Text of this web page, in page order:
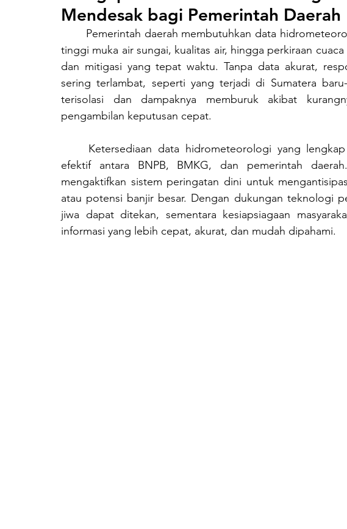
Mendesak bagi Pemerintah Daerah
Pemerintah daerah membutuhkan data
tinggi muka air sungai, kualitas air, hingga perkiraan
dan mitigasi yang tepat waktu. Tanpa data akurat,
sering terlambat, seperti yang terjadi di Sumatera
terisolasi dan dampaknya memburuk akibat
pengambilan keputusan cepat.
efektif antara BNPB, BMKG, dan pemerintah
mengaktifkan sistem peringatan dini untuk
atau potensi banjir besar. Dengan dukungan teknologi
jiwa dapat ditekan, sementara kesiapsiagaan
informasi yang lebih cepat, akurat, dan mudah dipahami.